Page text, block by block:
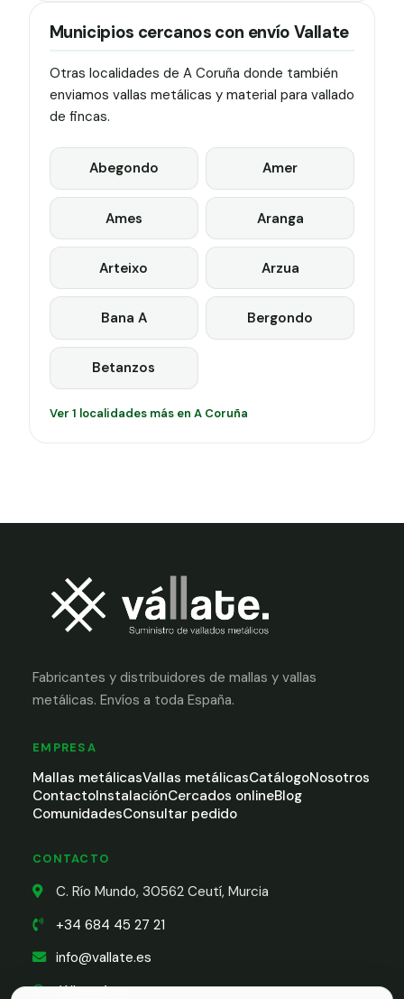
Municipios cercanos con envío Vallate
Otras localidades de A Coruña donde también
enviamos vallas metálicas y material para vallado
de fincas.
Abegondo Amer
Ames Aranga
Arteixo Arzua
Bana A Bergondo
Betanzos
Ver 1 localidades más en A Coruña
Fabricantes y distribuidores de mallas y vallas
metálicas. Envíos a toda España.
EMPRESA
Mallas metálicasVallas metálicasCatálogoNosotros
ContactoInstalaciónCercados onlineBlog
ComunidadesConsultar pedido
CONTACTO
C. Río Mundo, 30562 Ceutí, Murcia
+34 684 45 27 21
info@vallate.es
WhatsApp